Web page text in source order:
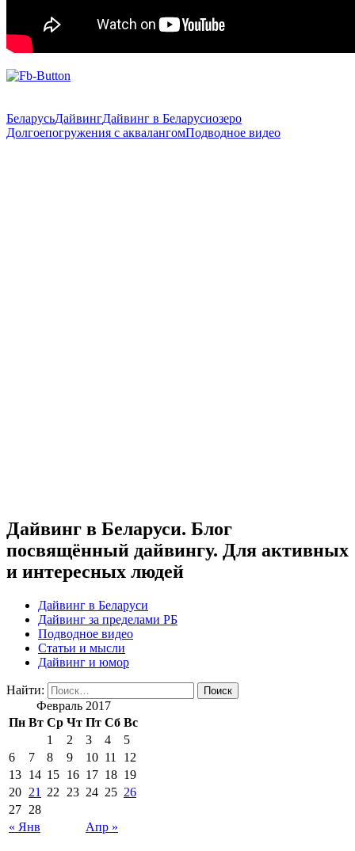
БеларусьДайвингДайвинг в Беларусиозеро
Долгоепогружения с аквалангомПодводное видео
Дайвинг в Беларуси. Блог
посвящённый дайвингу. Для активных
и интересных людей
Дайвинг в Беларуси
Дайвинг за пределами РБ
Подводное видео
Статьи и мысли
Дайвинг и юмор
Найти:
Февраль 2017
Пн Вт Ср Чт Пт Сб Вс
« Янв Апр »
1 2 3 4
5
6
7 8 9 10 11
12
13 14 15 16 17 18 19
20 21 22 23 24 25 26
27 28